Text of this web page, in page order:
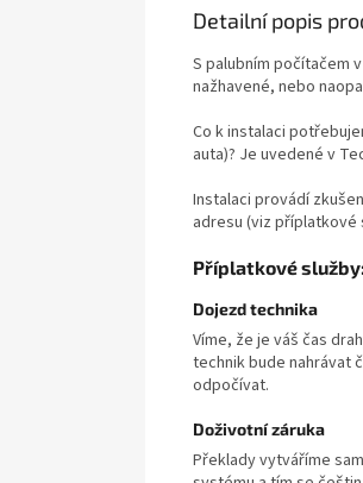
Detailní popis
S palubním počítačem
nažhavené, nebo
Co k instalaci
auta)? Je uvedené v
Instalaci provádí
adresu (viz příplatkové
Příplatkové služby:
Dojezd technika
Víme, že je váš čas
technik bude nahrávat
odpočívat.
Doživotní záruka
Překlady vytváříme